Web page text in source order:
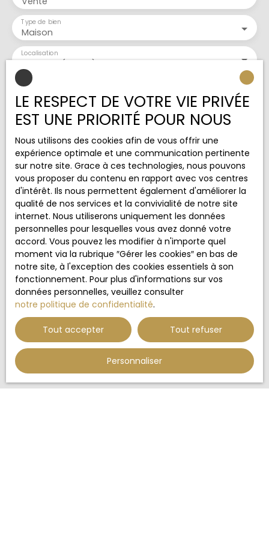
optimisés pour le confort quotidien Emplacement
privilégié Proximité immédiate de écoles,
commerces et transports Cadre naturel
exceptionnel entre ville et montagnes : balades,
randonnées, pistes cyclables Informations
complémentaires DPE : D | GES : B Pourquoi vous
allez l’aimer Maison clé en main, prête à accueillir
une famille Luminosité, confort et espaces
optimisés Cadre naturel exceptionnel à proximité
immédiate de Domène Idéale pour une vie
plus d’informations ou organiser une visite,
contactez Florence Camilotti – Golden
Transaction au 06 50 86 65 60📅 Prendre rendez-
vous : https://calendar. app.
google/ryqWd48Q6qgVVhmaA
Maison
Type de bien
Domène (38420)
Localisation
Budget max (€)
Surface min (m²)
Pièces min
J'accepte le traitement de mes données
personnelles conformément au RGPD. Si vous ne
souhaitez pas faire l'objet de prospection
commerciale par voie téléphonique, vous pouvez
vous inscrire gratuitement sur la liste d'opposition
au démarchage téléphonique, prévu par l'article
L223-1 du code de la consommation, sur le site
Internet www.bloctel.gouv.fr ou par courrier
adressé à :
Société Worldline, Service Bloctel, CS 61311, 41013
Pour en savoir plus sur le traitement de vos
données personnelles, veuillez consulter notre
politique de confidentialité.
LE RESPECT DE VOTRE VIE PRIVÉE
EST UNE PRIORITÉ POUR NOUS
Nous utilisons des cookies afin de vous offrir une
expérience optimale et une communication pertinente
sur notre site. Grace à ces technologies, nous pouvons
vous proposer du contenu en rapport avec vos centres
d'intérêt. Ils nous permettent également d'améliorer la
qualité de nos services et la convivialité de notre site
internet. Nous utiliserons uniquement les données
personnelles pour lesquelles vous avez donné votre
accord. Vous pouvez les modifier à n'importe quel
moment via la rubrique ″Gérer les cookies″ en bas de
notre site, à l'exception des cookies essentiels à son
fonctionnement. Pour plus d'informations sur vos
données personnelles, veuillez consulter
notre politique de confidentialité.
Tout accepter Tout refuser
Personnaliser